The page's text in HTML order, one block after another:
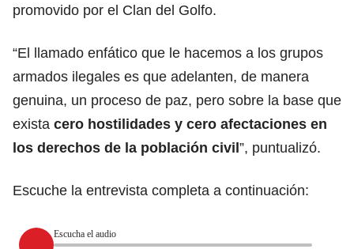
promovido por el Clan del Golfo.
“El llamado enfático que le hacemos a los grupos
armados ilegales es que adelanten, de manera
genuina, un proceso de paz, pero sobre la base que
exista cero hostilidades y cero afectaciones en
los derechos de la población civil”, puntualizó.
Escuche la entrevista completa a continuación:
Escucha el audio